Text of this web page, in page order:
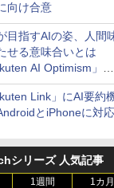
向け合意
目指すAIの姿、人間
せる意味合いとは
AI Optimism」三
の基調講演
Link」にAI要約
とiPhoneに対応
シリーズ 人気記事
1週間 1カ月